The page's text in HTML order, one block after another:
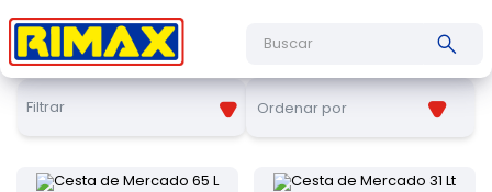
Filtrar Ordenar por